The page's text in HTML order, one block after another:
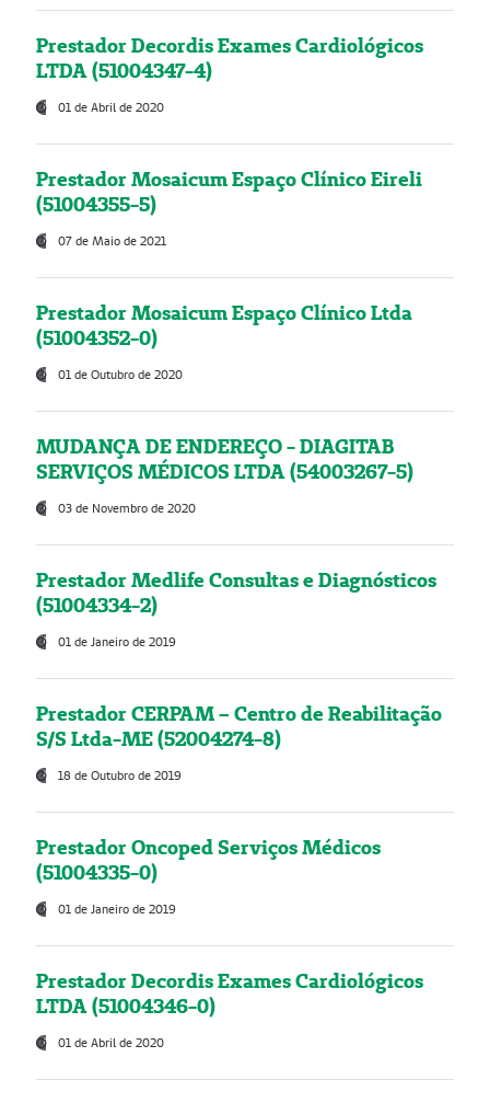
Prestador Decordis Exames Cardiológicos
LTDA (51004347-4)
01 de Abril de 2020
Prestador Mosaicum Espaço Clínico Eireli
(51004355-5)
07 de Maio de 2021
Prestador Mosaicum Espaço Clínico Ltda
(51004352-0)
01 de Outubro de 2020
MUDANÇA DE ENDEREÇO - DIAGITAB
SERVIÇOS MÉDICOS LTDA (54003267-5)
03 de Novembro de 2020
Prestador Medlife Consultas e Diagnósticos
(51004334-2)
01 de Janeiro de 2019
Prestador CERPAM – Centro de Reabilitação
S/S Ltda-ME (52004274-8)
18 de Outubro de 2019
Prestador Oncoped Serviços Médicos
(51004335-0)
01 de Janeiro de 2019
Prestador Decordis Exames Cardiológicos
LTDA (51004346-0)
01 de Abril de 2020